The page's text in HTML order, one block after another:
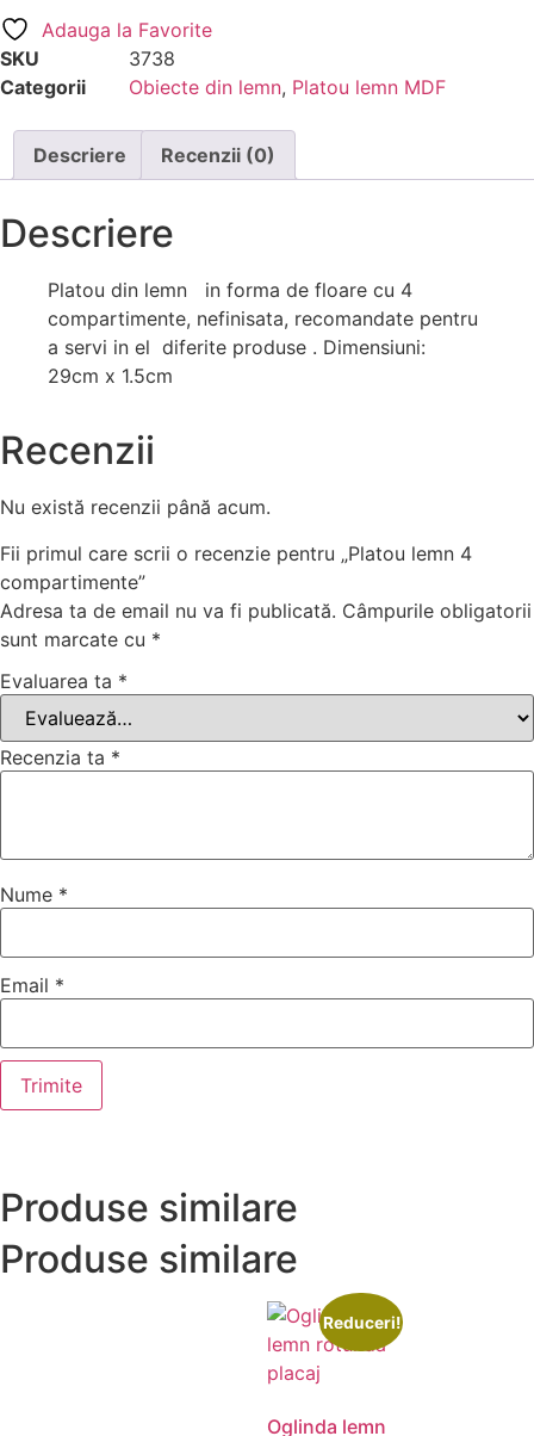
Adauga la Favorite
SKU
3738
Categorii
Obiecte din lemn, Platou lemn MDF
Descriere Recenzii (0)
Descriere
Platou din lemn in forma de floare cu 4
compartimente, nefinisata, recomandate pentru
a servi in el diferite produse . Dimensiuni:
29cm x 1.5cm
Recenzii
Nu există recenzii până acum.
Fii primul care scrii o recenzie pentru „Platou lemn 4
compartimente”
Adresa ta de email nu va fi publicată. Câmpurile obligatorii
sunt marcate cu *
Evaluarea ta *
Recenzia ta *
Nume *
Email *
Produse similare
Produse similare
Reduceri!
Oglinda lemn